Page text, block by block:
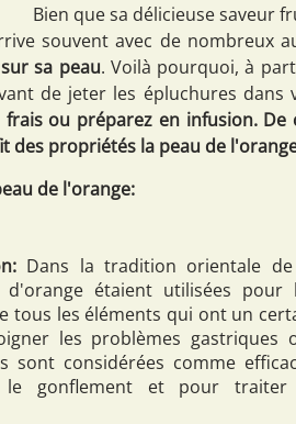
Bien que sa délicieuse saveur
souvent avec de nombreux
sa peau. Voilà pourquoi, à
de jeter les épluchures dans
frais ou préparez en infusion. De
des propriétés la peau de
de l'orange:
Dans la tradition orientale
étaient utilisées pour
tous les éléments qui ont un
les problèmes gastriques
sont considérées comme
gonflement et pour traiter